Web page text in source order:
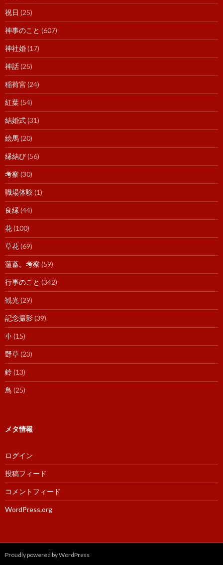
祝日 (25)
神事のこと (607)
神社婚(17)
神話(25)
稲荷宮(24)
紅葉(54)
結婚式(31)
絵馬(20)
縁結び(56)
考察 (30)
職場体験(1)
良縁 (44)
花(100)
草花(69)
薀蓄。考察 (59)
行事のこと (342)
観光(29)
記念撮影(39)
車(15)
野草(23)
鈴(13)
鳥 (25)
メタ情報
ログイン
投稿フィード
コメントフィード
WordPress.org
Proudly powered by WordPress